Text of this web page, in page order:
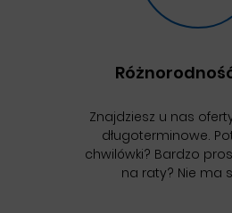
Znajdziesz u nas
długoterminowe.
chwilówki? Bardzo
na raty? Nie ma